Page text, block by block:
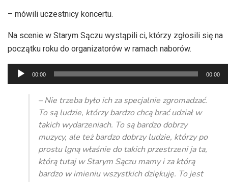
– mówili uczestnicy koncertu.
Na scenie w Starym Sączu wystąpili ci, którzy zgłosili się na
początku roku do organizatorów w ramach naborów.
Odtwarzacz
plików
dźwiękowych
00:00 00:00
– Nie trzeba było ich za specjalnie zgromadzać.
To są ludzie, którzy bardzo chcą brać udział w
takich wydarzeniach. To są bardzo dobrzy
muzycy, ale też bardzo dobrzy ludzie, którzy po
prostu lgną właśnie do takich przestrzeni ja ta,
którą tutaj w Starym Sączu mamy i za którą
bardzo w imieniu wszystkich dziękuję. To jest